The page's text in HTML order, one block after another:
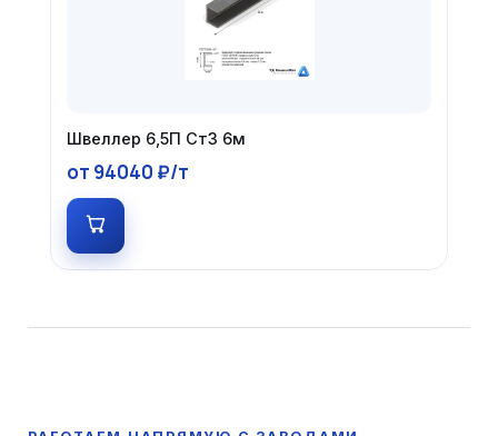
Швеллер 6,5П Ст3 6м
от 94040 ₽/т